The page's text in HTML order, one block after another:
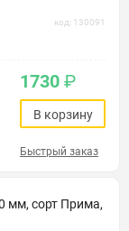
код: 130091
1730 ₽
В корзину
Быстрый заказ
мм, сорт Прима,